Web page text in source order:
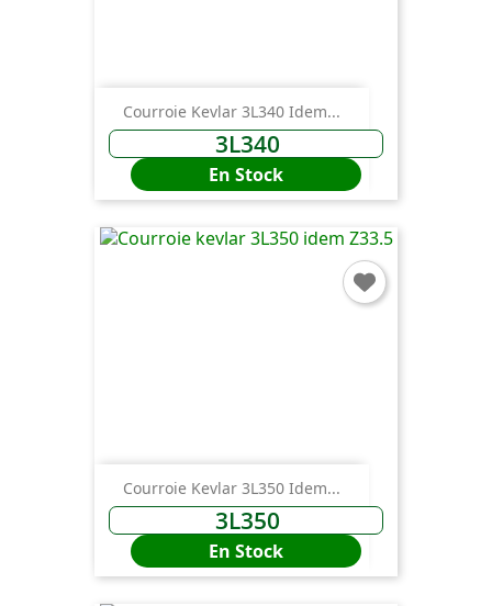
Courroie Kevlar 3L340 Idem...
3L340
En Stock
Courroie Kevlar 3L350 Idem...
3L350
En Stock